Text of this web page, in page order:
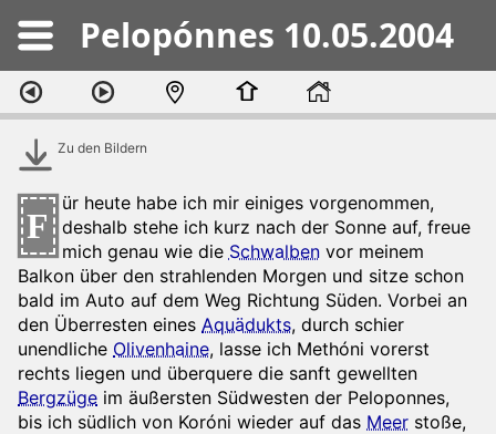
Pelopónnes 10.05.2004
Zu den Bildern
F
ür heute habe ich mir einiges vorgenommen,
deshalb stehe ich kurz nach der Sonne auf, freue
mich genau wie die Schwalbenvor meinem
Balkon über den strahlenden Morgen und sitze schon
bald im Auto auf dem Weg Richtung Süden. Vorbei an
den Überresten eines Aquädukts, durch schier
unendliche Olivenhaine, lasse ich Methóni vorerst
rechts liegen und überquere die sanft gewellten
Bergzüge im äußersten Südwesten der Peloponnes,
bis ich südlich von Koróni wieder auf das Meer stoße,